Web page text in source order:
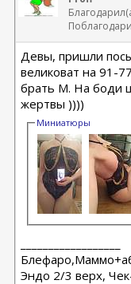
Девы, пришли
великоват на 91-
брать М. На боди
жертвы ))))
Миниатюры
Эндо 2/3 верх,